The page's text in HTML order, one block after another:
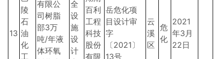
13
陵
石
油
化
工
有限公
司树脂
部3万
吨/年液
体环氧
全
设
施
设
计
百利
工程
科技
股份
有限
岳危化项
目设计审
字
〔2021〕
13号
云
溪
区
危
化
2021
年3月
22日